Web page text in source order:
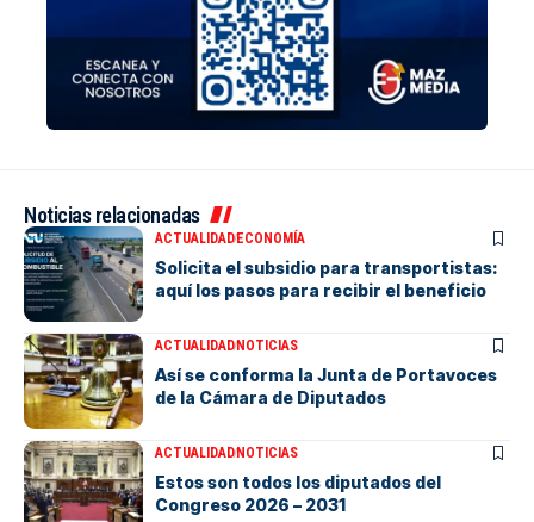
Noticias relacionadas
ACTUALIDADECONOMÍA
Solicita el subsidio para transportistas:
aquí los pasos para recibir el beneficio
ACTUALIDADNOTICIAS
Así se conforma la Junta de Portavoces
de la Cámara de Diputados
ACTUALIDADNOTICIAS
Estos son todos los diputados del
Congreso 2026 – 2031